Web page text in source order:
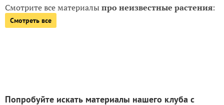
Смотрите все материалыпро неизвестные растения:
Смотреть все
Попробуйте искать материалы нашего клуба с